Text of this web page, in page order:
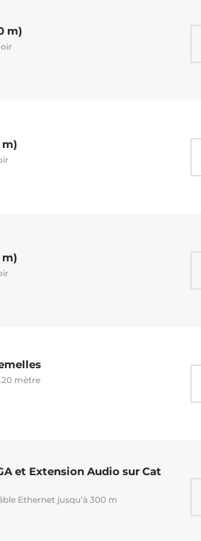
m)
m)
m)
mètre
et Extension Audio sur Cat
Ethernet jusqu'à 300 m